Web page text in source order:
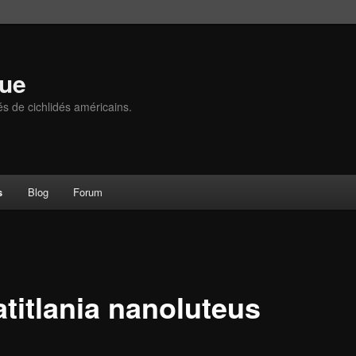
de cichlidés américains.
Blog Forum
nanoluteus